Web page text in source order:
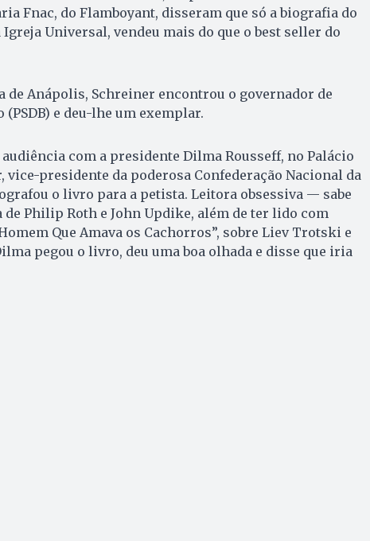
Fnac, do Flamboyant, disseram que só a biografia do
Universal, vendeu mais do que o best seller do
de Anápolis, Schreiner encontrou o governador de
e deu-lhe um exemplar.
com a presidente Dilma Rousseff, no Palácio
vice-presidente da poderosa Confederação Nacional da
o livro para a petista. Leitora obsessiva — sabe
Philip Roth e John Updike, além de ter lido com
Que Amava os Cachorros”, sobre Liev Trotski e
pegou o livro, deu uma boa olhada e disse que iria